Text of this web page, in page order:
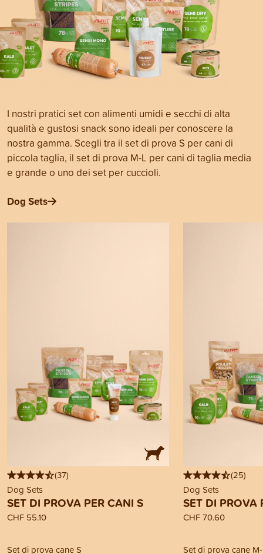
I nostri pratici set con alimenti umidi e secchi di alta
qualità e gustosi snack sono ideali per conoscere la
nostra gamma. Scegli tra il set di prova S per cani di
piccola taglia, il set di prova M-L per cani di taglia media
e grande o uno dei set per cuccioli.
Dog Sets
(37)
Dog Sets
SET DI PROVA PER CANI S
CHF 55.10
Set di prova cane S
(25)
Dog Sets
SET DI PROVA
CHF 70.60
Set di prova cane